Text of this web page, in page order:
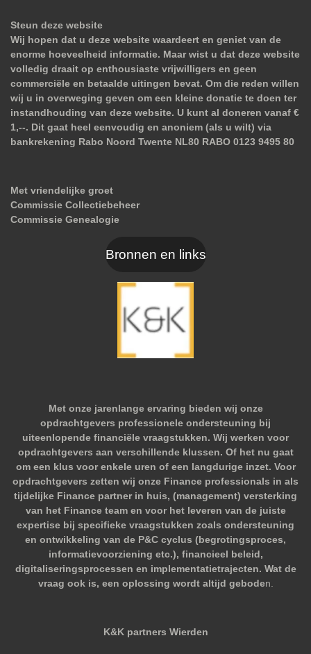
Steun deze website
Wij hopen dat u deze website waardeert en geniet van de
enorme hoeveelheid informatie. Maar wist u dat deze website
volledig draait op enthousiaste vrijwilligers en geen
commerciële en betaalde uitingen bevat. Om die reden willen
wij u in overweging geven om een kleine donatie te doen ter
instandhouding van deze website. U kunt al doneren vanaf €
1,--. Dit gaat heel eenvoudig en anoniem (als u wilt) via
bankrekening Rabo Noord Twente NL80 RABO 0123 9495 80
Met vriendelijke groet
Commissie Collectiebeheer
Commissie Genealogie
Bronnen en links
Met onze jarenlange ervaring bieden wij onze
opdrachtgevers professionele ondersteuning bij
uiteenlopende financiële vraagstukken. Wij werken voor
opdrachtgevers aan verschillende klussen. Of het nu gaat
om een klus voor enkele uren of een langdurige inzet. Voor
opdrachtgevers zetten wij onze Finance professionals in als
tijdelijke Finance partner in huis, (management) versterking
van het Finance team en voor het leveren van de juiste
expertise bij specifieke vraagstukken zoals ondersteuning
en ontwikkeling van de P&C cyclus (begrotingsproces,
informatievoorziening etc.), financieel beleid,
digitaliseringsprocessen en implementatietrajecten. Wat de
vraag ook is, een oplossing wordt altijd geboden.
K&K partners Wierden